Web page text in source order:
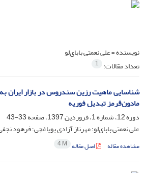
نویسنده =علی نعمتی بابای‌لو
تعداد مقالات: 1
شناسایی ماهیت رزین سندروس در بازار
مادون‌قرمز تبدیل فوریه
دوره 12، شماره 1، فروردین 1397، صفحه
33-43
علی نعمتی بابای‌لو؛ مهرناز آزادی بویاغچی؛ فرهود
مشاهده مقاله اصل مقاله 4 M